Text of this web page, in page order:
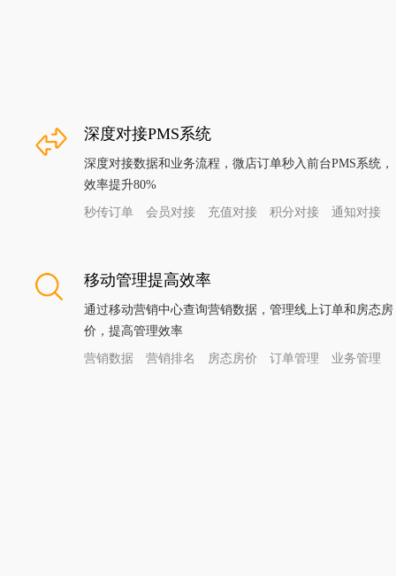
深度对接PMS系统
深度对接数据和业务流程，微店订单秒入前台PMS系统，
效率提升80%
秒传订单 会员对接 充值对接 积分对接 通知对接
移动管理提高效率
通过移动营销中心查询营销数据，管理线上订单和房态房
价，提高管理效率
营销数据 营销排名 房态房价 订单管理 业务管理